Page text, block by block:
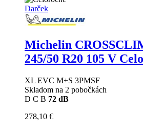
Darček
Michelin
245/50 R20 105 V
XL EVC M+S 3PMSF
Skladom na 2 pobočkách
D C B 72 dB
278,10 €